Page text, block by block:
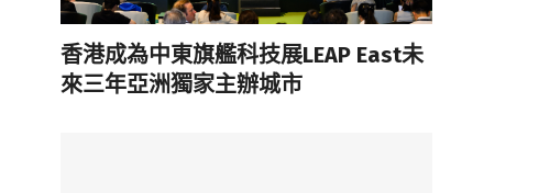
香港成為中東旗艦科技展LEAP East未
來三年亞洲獨家主辦城市